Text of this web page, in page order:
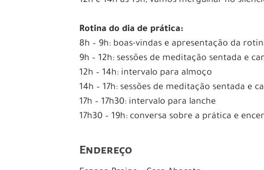
Rotina do dia de prática:
8h – 9h: boas-vindas e apresentação da
9h – 12h: sessões de meditação sentada e
12h – 14h: intervalo para almoço
14h – 17h: sessões de meditação sentada e
17h – 17h30: intervalo para lanche
17h30 – 19h: conversa sobre a prática e
Endereço